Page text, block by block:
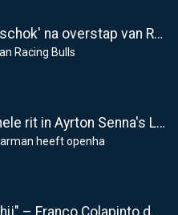
Hadjar spreekt van 'cultuurschok' na overstap van Racing Bulls naar Red Bull
Racing Bulls
Ollie Bearman over emotionele rit in Ayrton Senna's Lotus F1: "Heel krachtig moment"
heeft openha
"Iedereen was blij, behalve hij" – Franco Colapinto deelt veelzeggende anekdote over Flavio Briatore